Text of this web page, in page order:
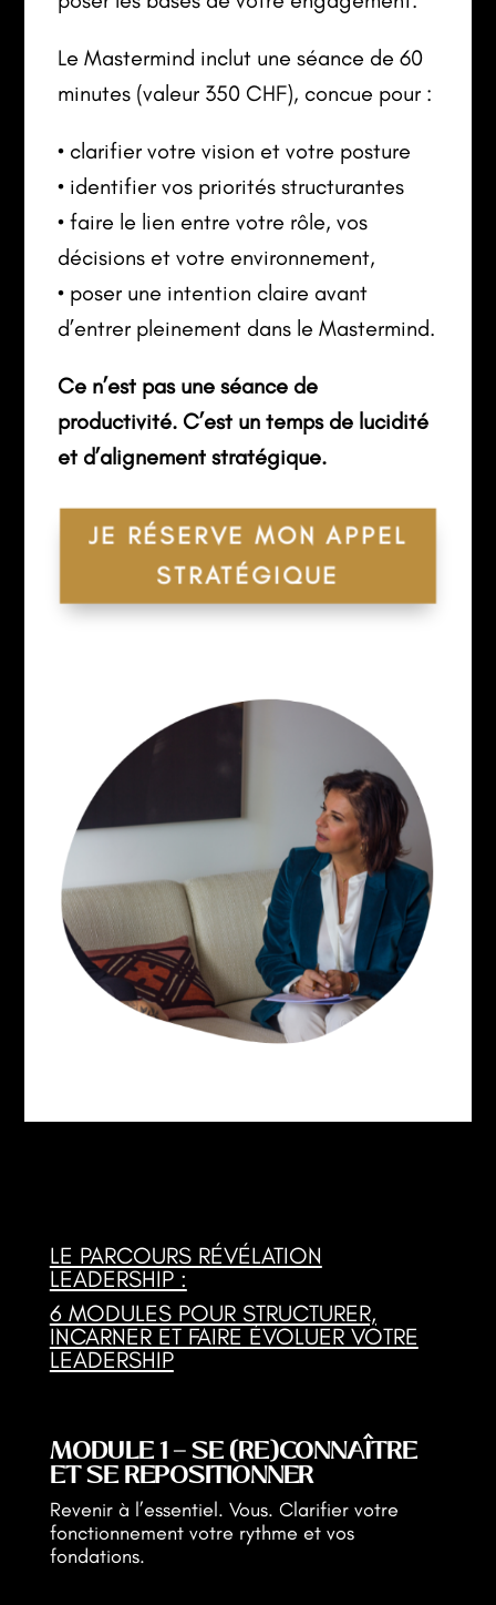
Le Mastermind inclut une séance de 60
minutes (valeur 350 CHF), concue pour :
•⁠ ⁠clarifier votre vision et votre posture
•⁠ ⁠identifier vos priorités structurantes
•⁠ ⁠faire le lien entre votre rôle, vos
décisions et votre environnement,
•⁠ ⁠poser une intention claire avant
d’entrer pleinement dans le Mastermind.
Ce n’est pas une séance de
productivité. C’est un temps de lucidité
et d’alignement stratégique.
JE RÉSERVE MON APPEL
STRATÉGIQUE
LE PARCOURS RÉVÉLATION
LEADERSHIP :
6 MODULES POUR STRUCTURER,
INCARNER ET FAIRE ÉVOLUER VOTRE
LEADERSHIP
MODULE 1 — SE (RE)CONNAÎTRE
ET SE REPOSITIONNER
Revenir à l’essentiel. Vous. Clarifier votre
fonctionnement votre rythme et vos
fondations.